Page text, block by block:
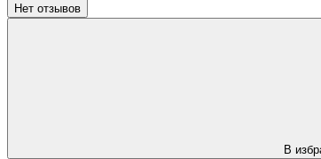
Нет отзывов
В